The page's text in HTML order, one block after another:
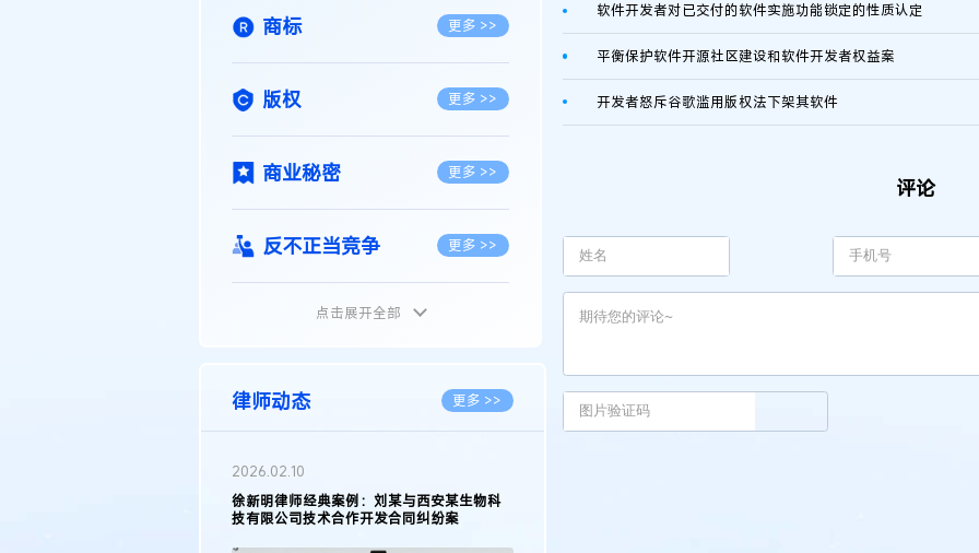
商标 更多 >>
版权 更多 >>
商业秘密 更多 >>
反不正当竞争 更多 >>
植物新品种
地理标志 更多 >>
集成电路布图设计
点击展开全部
律师动态 更多 >>
2026.02.10
徐新明律师经典案例：刘某与西安某生物科
技有限公司技术合作开发合同纠纷案
软件开发者对已交付的软件实施功能锁定的性质认定
平衡保护软件开源社区建设和软件开发者权益案
开发者怒斥谷歌滥用版权法下架其软件
评论